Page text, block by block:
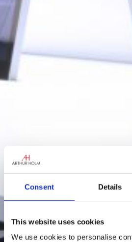
Consent Details
This website uses cookies
We use cookies to personalise